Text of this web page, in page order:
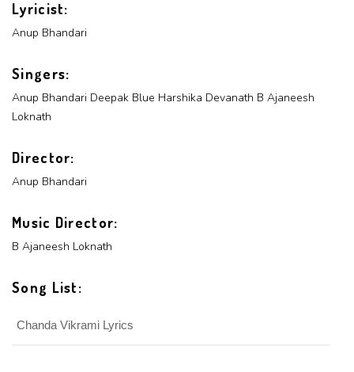
Lyricist:
Anup Bhandari
Singers:
Anup Bhandari Deepak Blue Harshika Devanath B Ajaneesh
Loknath
Director:
Anup Bhandari
Music Director:
B Ajaneesh Loknath
Song List:
Chanda Vikrami Lyrics